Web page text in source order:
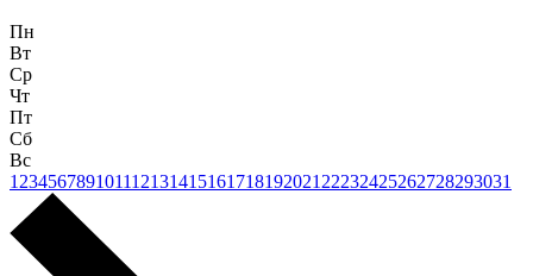
Пн
Вт
Ср
Чт
Пт
Сб
Вс
1 23456789101112131415161718192021 22232425262728293031